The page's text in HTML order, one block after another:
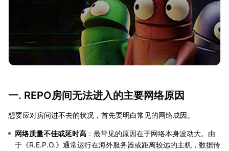
一. REPO房间无法进入的主要网络原因
想要应对房间进不去的状况，首先要明白常见的网络成因。
网络质量不佳或延时高 ：最常见的原因在于网络本身波动大。由
于《R.E.P.O.》通常运行在海外服务器或距离较远的主机，数据传